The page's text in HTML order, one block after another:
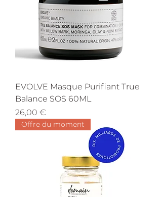
EVOLVE Masque Purifiant True
Balance SOS 60ML
Prix
26,00 €
Offre du moment